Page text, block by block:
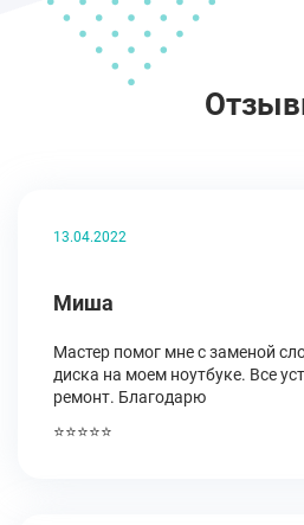
13.04.2022
Миша
Мастер помог мне с заменой
диска на моем ноутбуке. Все
ремонт. Благодарю
⭐⭐⭐⭐⭐